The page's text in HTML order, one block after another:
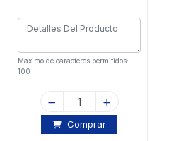
Maximo de caracteres permitidos:
100
Comprar